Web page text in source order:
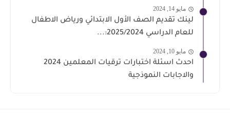
مايو 14, 2024
لينك تقديم الصف الأول الابتدائي ورياض الاطفال
للعام الدراسي 2025/2024:...
مايو 10, 2024
احدث اسئلة اختبارات ترقيات المعلمين 2024
والاجابات النموذجية